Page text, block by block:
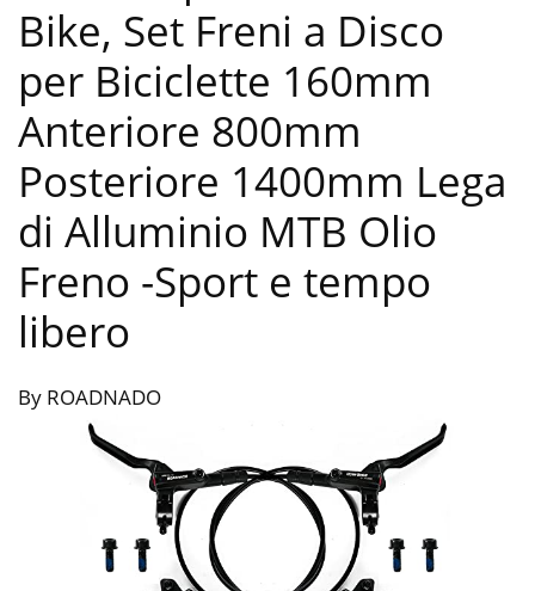
Bike, Set Freni a Disco
per Biciclette 160mm
Anteriore 800mm
Posteriore 1400mm Lega
di Alluminio MTB Olio
Freno -Sport e tempo
libero
By ROADNADO